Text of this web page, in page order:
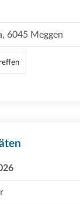
6045 Meggen